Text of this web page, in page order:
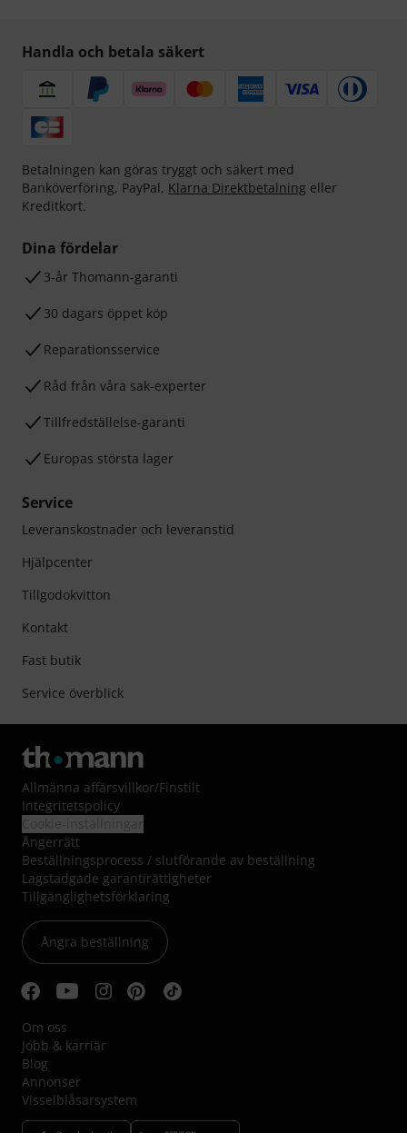
Handla och betala säkert
Betalningen kan göras tryggt och säkert med
Banköverföring, PayPal, Klarna Direktbetalning eller
Kreditkort.
Dina fördelar
3-år Thomann-garanti
30 dagars öppet köp
Reparationsservice
Råd från våra sak-experter
Tillfredställelse-garanti
Europas största lager
Service
Leveranskostnader och leveranstid
Hjälpcenter
Tillgodokvitton
Kontakt
Fast butik
Service överblick
Allmänna affärsvillkor/Finstilt
Integritetspolicy
Ångerrätt
Beställningsprocess / slutförande av beställning
Lagstadgade garantirättigheter
Tillgänglighetsförklaring
Ångra beställning
Om oss
Jobb & karriär
Blog
Annonser
Visselblåsarsystem